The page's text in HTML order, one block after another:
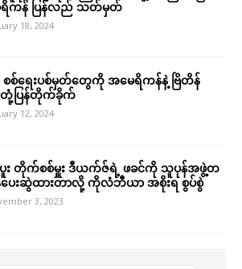
ကန် ပြန်လည် သတ်မှတ်
18, 2024
စ်ရေးပစ်မှတ်တွေကို အမေရိကန်နဲ့ ဗြိတိန်
ပြန်တိုက်ခိုက်
12, 2024
း တိုက်စစ်မှူး ဒီယက်ဇ်ရဲ့ ဖခင်ကို သူပုန်အဖွဲ့တ
ပေးဆွဲထားတာလို့ ကိုလံဘီယာ အစိုးရ စွပ်စွဲ
3, 2023